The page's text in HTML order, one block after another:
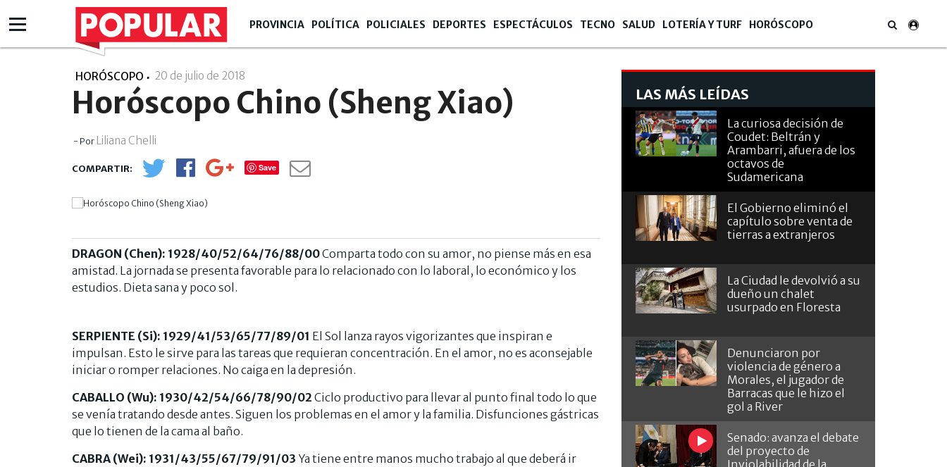
PROVINCIA POLÍTICA POLICIALES DEPORTES ESPECTÁCULOS TECNO SALUD LOTERÍA Y TURF HORÓSCOPO
HORÓSCOPO 20 de julio de 2018
Horóscopo Chino (Sheng Xiao)
- Por Liliana Chelli
Save
DRAGON (Chen): 1928/40/52/64/76/88/00Comparta todo con su amor, no piense más en esa
amistad. La jornada se presenta favorable para lo relacionado con lo laboral, lo económico y los
estudios. Dieta sana y poco sol.
SERPIENTE (Si): 1929/41/53/65/77/89/01 El Sol lanza rayos vigorizantes que inspiran e
impulsan. Esto le sirve para las tareas que requieran concentración. En el amor, no es aconsejable
iniciar o romper relaciones. No caiga en la depresión.
CABALLO (Wu): 1930/42/54/66/78/90/02 Ciclo productivo para llevar al punto final todo lo que
se venía tratando desde antes. Siguen los problemas en el amor y la familia. Disfunciones gástricas
que lo tienen de la cama al baño.
CABRA (Wei): 1931/43/55/67/79/91/03 Ya tiene entre manos mucho trabajo al que deberá ir
LAS MÁS LEÍDAS
La curiosa decisión de
Coudet: Beltrán y
Arambarri, afuera de los
octavos de
Sudamericana
El Gobierno eliminó el
capítulo sobre venta de
tierras a extranjeros
La Ciudad le devolvió a su
dueño un chalet
usurpado en Floresta
Denunciaron por
violencia de género a
Morales, el jugador de
Barracas que le hizo el
gol a River
Senado: avanza el debate
del proyecto de
Inviolabilidad de la